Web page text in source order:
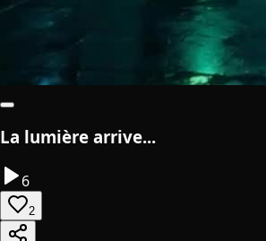
La lumière arrive...
6
2